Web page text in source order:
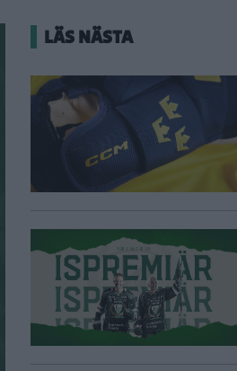
LÄS NÄSTA